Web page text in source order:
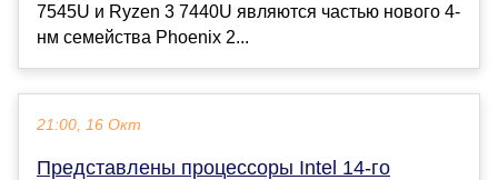
7545U и Ryzen 3 7440U являются частью нового 4-
нм семейства Phoenix 2...
21:00, 16 Окт
Представлены процессоры Intel 14-го